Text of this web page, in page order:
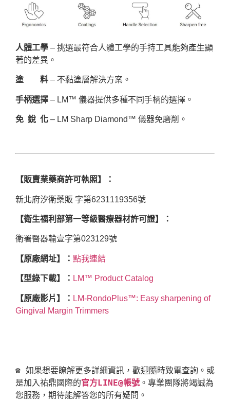
人體工學 – 挑選最符合人體工學的手持工具能夠產生顯
著的差異。
塗 料 – 不黏塗層解決方案。
手柄選擇 – LM™ 儀器提供多種不同手柄的選擇。
免 銳 化 – LM Sharp Diamond™ 儀器免磨削。
【販賣業藥商許可執照】：
新北府汐衛藥販 字第6231119356號
【衛生福利部第一等級醫療器材許可證】：
衛署醫器輸壹字第023129號
【原廠網址】： 點我連結
【型錄下載】： LM™ Product Catalog
【原廠影片】： LM-RondoPlus™: Easy sharpening of
Gingival Margin Trimmers
☎ 如果想要瞭解更多詳細資訊，歡迎隨時致電查詢。或
是加入祐鼎國際的官方LINE@帳號 。專業團隊將竭誠為